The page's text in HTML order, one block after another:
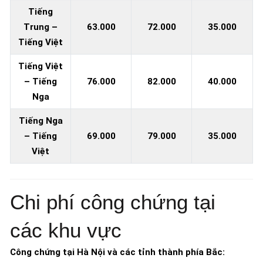
Tiếng
Trung –
Tiếng Việt
63.000 72.000 35.000
Tiếng Việt
– Tiếng
Nga
76.000 82.000 40.000
Tiếng Nga
– Tiếng
Việt
69.000 79.000 35.000
Chi phí công chứng tại
các khu vực
Công chứng tại Hà Nội và các tỉnh thành phía Bắc: